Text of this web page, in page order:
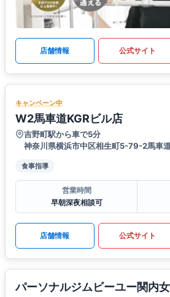
店舗情報 公式サイト
キャンペーン中
W2馬車道KGRビル店
吉野町駅から車で5分
神奈川県横浜市中区相生町5-79-2馬車
食事指導
営業時間
早朝深夜相談可
店舗情報 公式サイト
パーソナルジムビーユー関内